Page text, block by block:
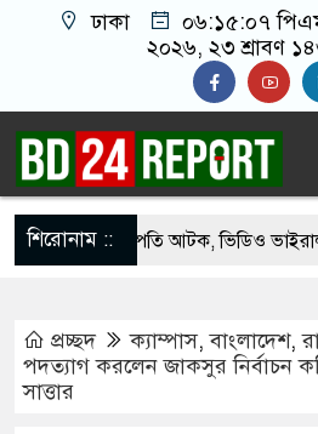
ঢাকা ০৬:১৫:০৮
২০২৬, ২৩ শ্রাবণ
শিরোনাম ::
যুবদল সভাপতি আটক, ভিডিও ভাইরাল
দিলেন জামায়াত বহিষ্কাকৃত গাজী
প্রচ্ছদ ক্যাম্পাস,বাংলাদেশ,
পদত্যাগ করলেন জাকসুর নির্বাচন
সাত্তার